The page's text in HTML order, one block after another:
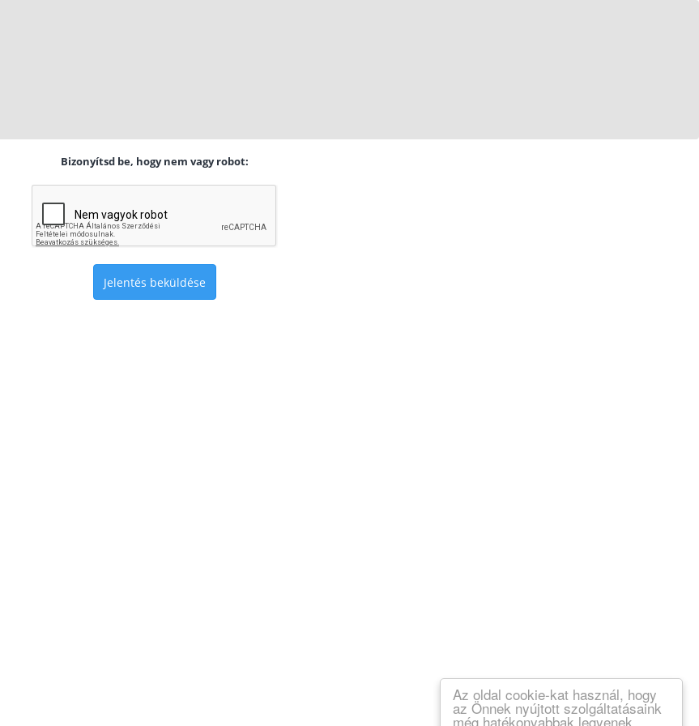
Az oldal cookie-kat használ, hogy
az Önnek nyújtott szolgáltatásaink
még hatékonyabbak legyenek.
Bizonyítsd be, hogy nem vagy robot:
Jelentés beküldése